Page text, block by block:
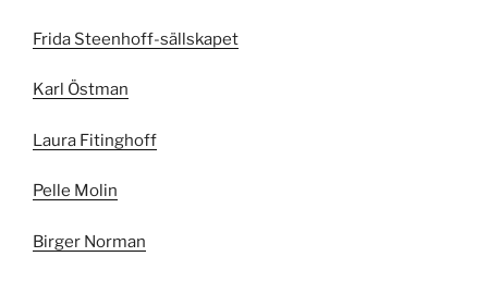
Frida Steenhoff-sällskapet
Karl Östman
Laura Fitinghoff
Pelle Molin
Birger Norman